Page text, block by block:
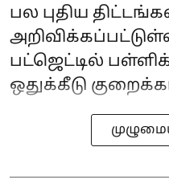
பல புதிய
பட்ஜெட்டில்
ஒதுக்கீடு